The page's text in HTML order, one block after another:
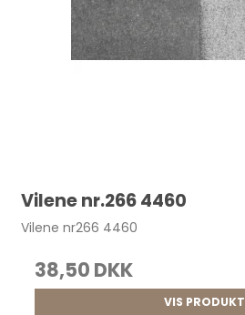
55,00 DKK
Vilene nr.266 4460
Vilene nr266 4460
38,50 DKK
VIS PRODUKT